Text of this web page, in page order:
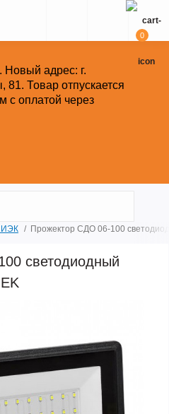
адрес: г.
81. Товар отпускается
с оплатой через
0
ИЭК Прожектор СДО 06-100
светодиодный